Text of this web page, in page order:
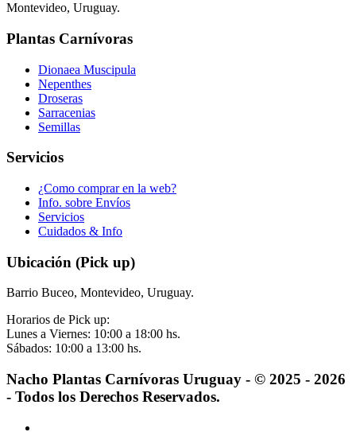
Montevideo, Uruguay.
Plantas Carnívoras
Dionaea Muscipula
Nepenthes
Droseras
Sarracenias
Semillas
Servicios
¿Como comprar en la web?
Info. sobre Envíos
Servicios
Cuidados & Info
Ubicación (Pick up)
Barrio Buceo, Montevideo, Uruguay.
Horarios de Pick up:
Lunes a Viernes: 10:00 a 18:00 hs.
Sábados: 10:00 a 13:00 hs.
Nacho Plantas Carnívoras Uruguay - © 2025 - 2026
- Todos los Derechos Reservados.